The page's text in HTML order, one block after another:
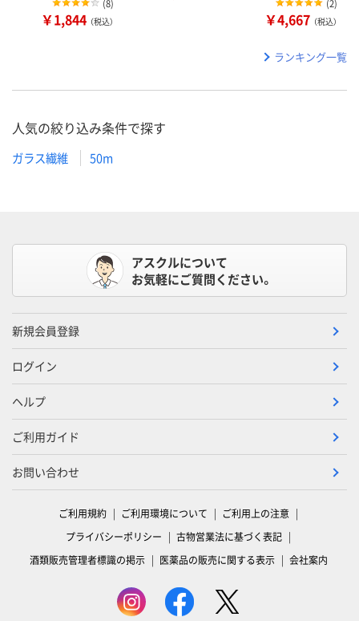
(8)
￥1,844 （税込）
(2)
￥4,667 （税込）
ランキング一覧
人気の絞り込み条件で探す
ガラス繊維 50m
アスクルについて
お気軽にご質問ください。
新規会員登録
ログイン
ヘルプ
ご利用ガイド
お問い合わせ
ご利用規約 ご利用環境について
ご利用上の注意
プライバシーポリシー
古物営業法に基づく表記
酒類販売管理者標識の掲示
医薬品の販売に関する表示 会社案内